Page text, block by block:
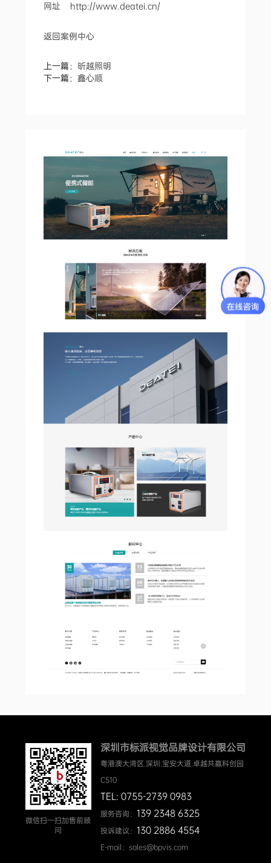
网址 http://www.deatei.cn/
返回案例中心
上一篇： 昕越照明
下一篇：鑫心顺
微信扫一扫加售前顾
问
深圳市标派视觉品牌设计有限公司
粤港澳大湾区.深圳.宝安大道.卓越共赢科创园
C510
TEL: 0755-2739 0983
服务咨询： 139 2348 6325
投诉建议： 130 2886 4554
E-mail：sales@bpvis.com